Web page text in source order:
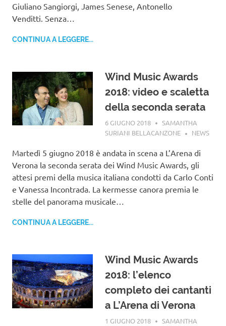
Giuliano Sangiorgi, James Senese, Antonello
Venditti. Senza…
CONTINUA A LEGGERE...
Wind Music Awards
2018: video e scaletta
della seconda serata
6 GIUGNO 2018
SAMANTHA
SURIANI BELLACANZONE
NEWS
Martedì 5 giugno 2018 è andata in scena a L’Arena di
Verona la seconda serata dei Wind Music Awards, gli
attesi premi della musica italiana condotti da Carlo Conti
e Vanessa Incontrada. La kermesse canora premia le
stelle del panorama musicale…
CONTINUA A LEGGERE...
Wind Music Awards
2018: l’elenco
completo dei cantanti
a L’Arena di Verona
1 GIUGNO 2018
SAMANTHA